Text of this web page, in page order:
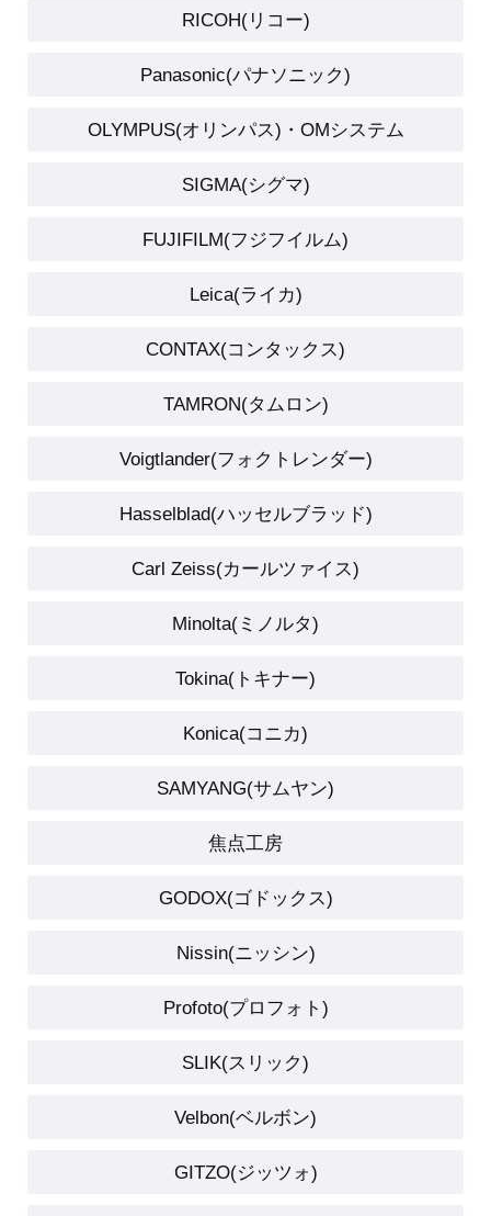
RICOH(リコー)
Panasonic(パナソニック)
OLYMPUS(オリンパス)・OMシステム
SIGMA(シグマ)
FUJIFILM(フジフイルム)
Leica(ライカ)
CONTAX(コンタックス)
TAMRON(タムロン)
Voigtlander(フォクトレンダー)
Hasselblad(ハッセルブラッド)
Carl Zeiss(カールツァイス)
Minolta(ミノルタ)
Tokina(トキナー)
Konica(コニカ)
SAMYANG(サムヤン)
焦点工房
GODOX(ゴドックス)
Nissin(ニッシン)
Profoto(プロフォト)
SLIK(スリック)
Velbon(ベルボン)
GITZO(ジッツォ)